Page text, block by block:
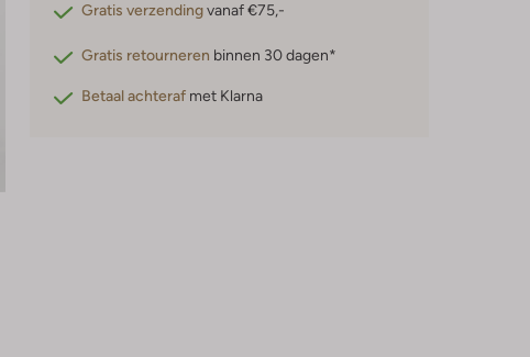
Gratis verzendingvanaf €75,-
Gratis retourneren binnen 30 dagen*
Betaal achteraf met Klarna